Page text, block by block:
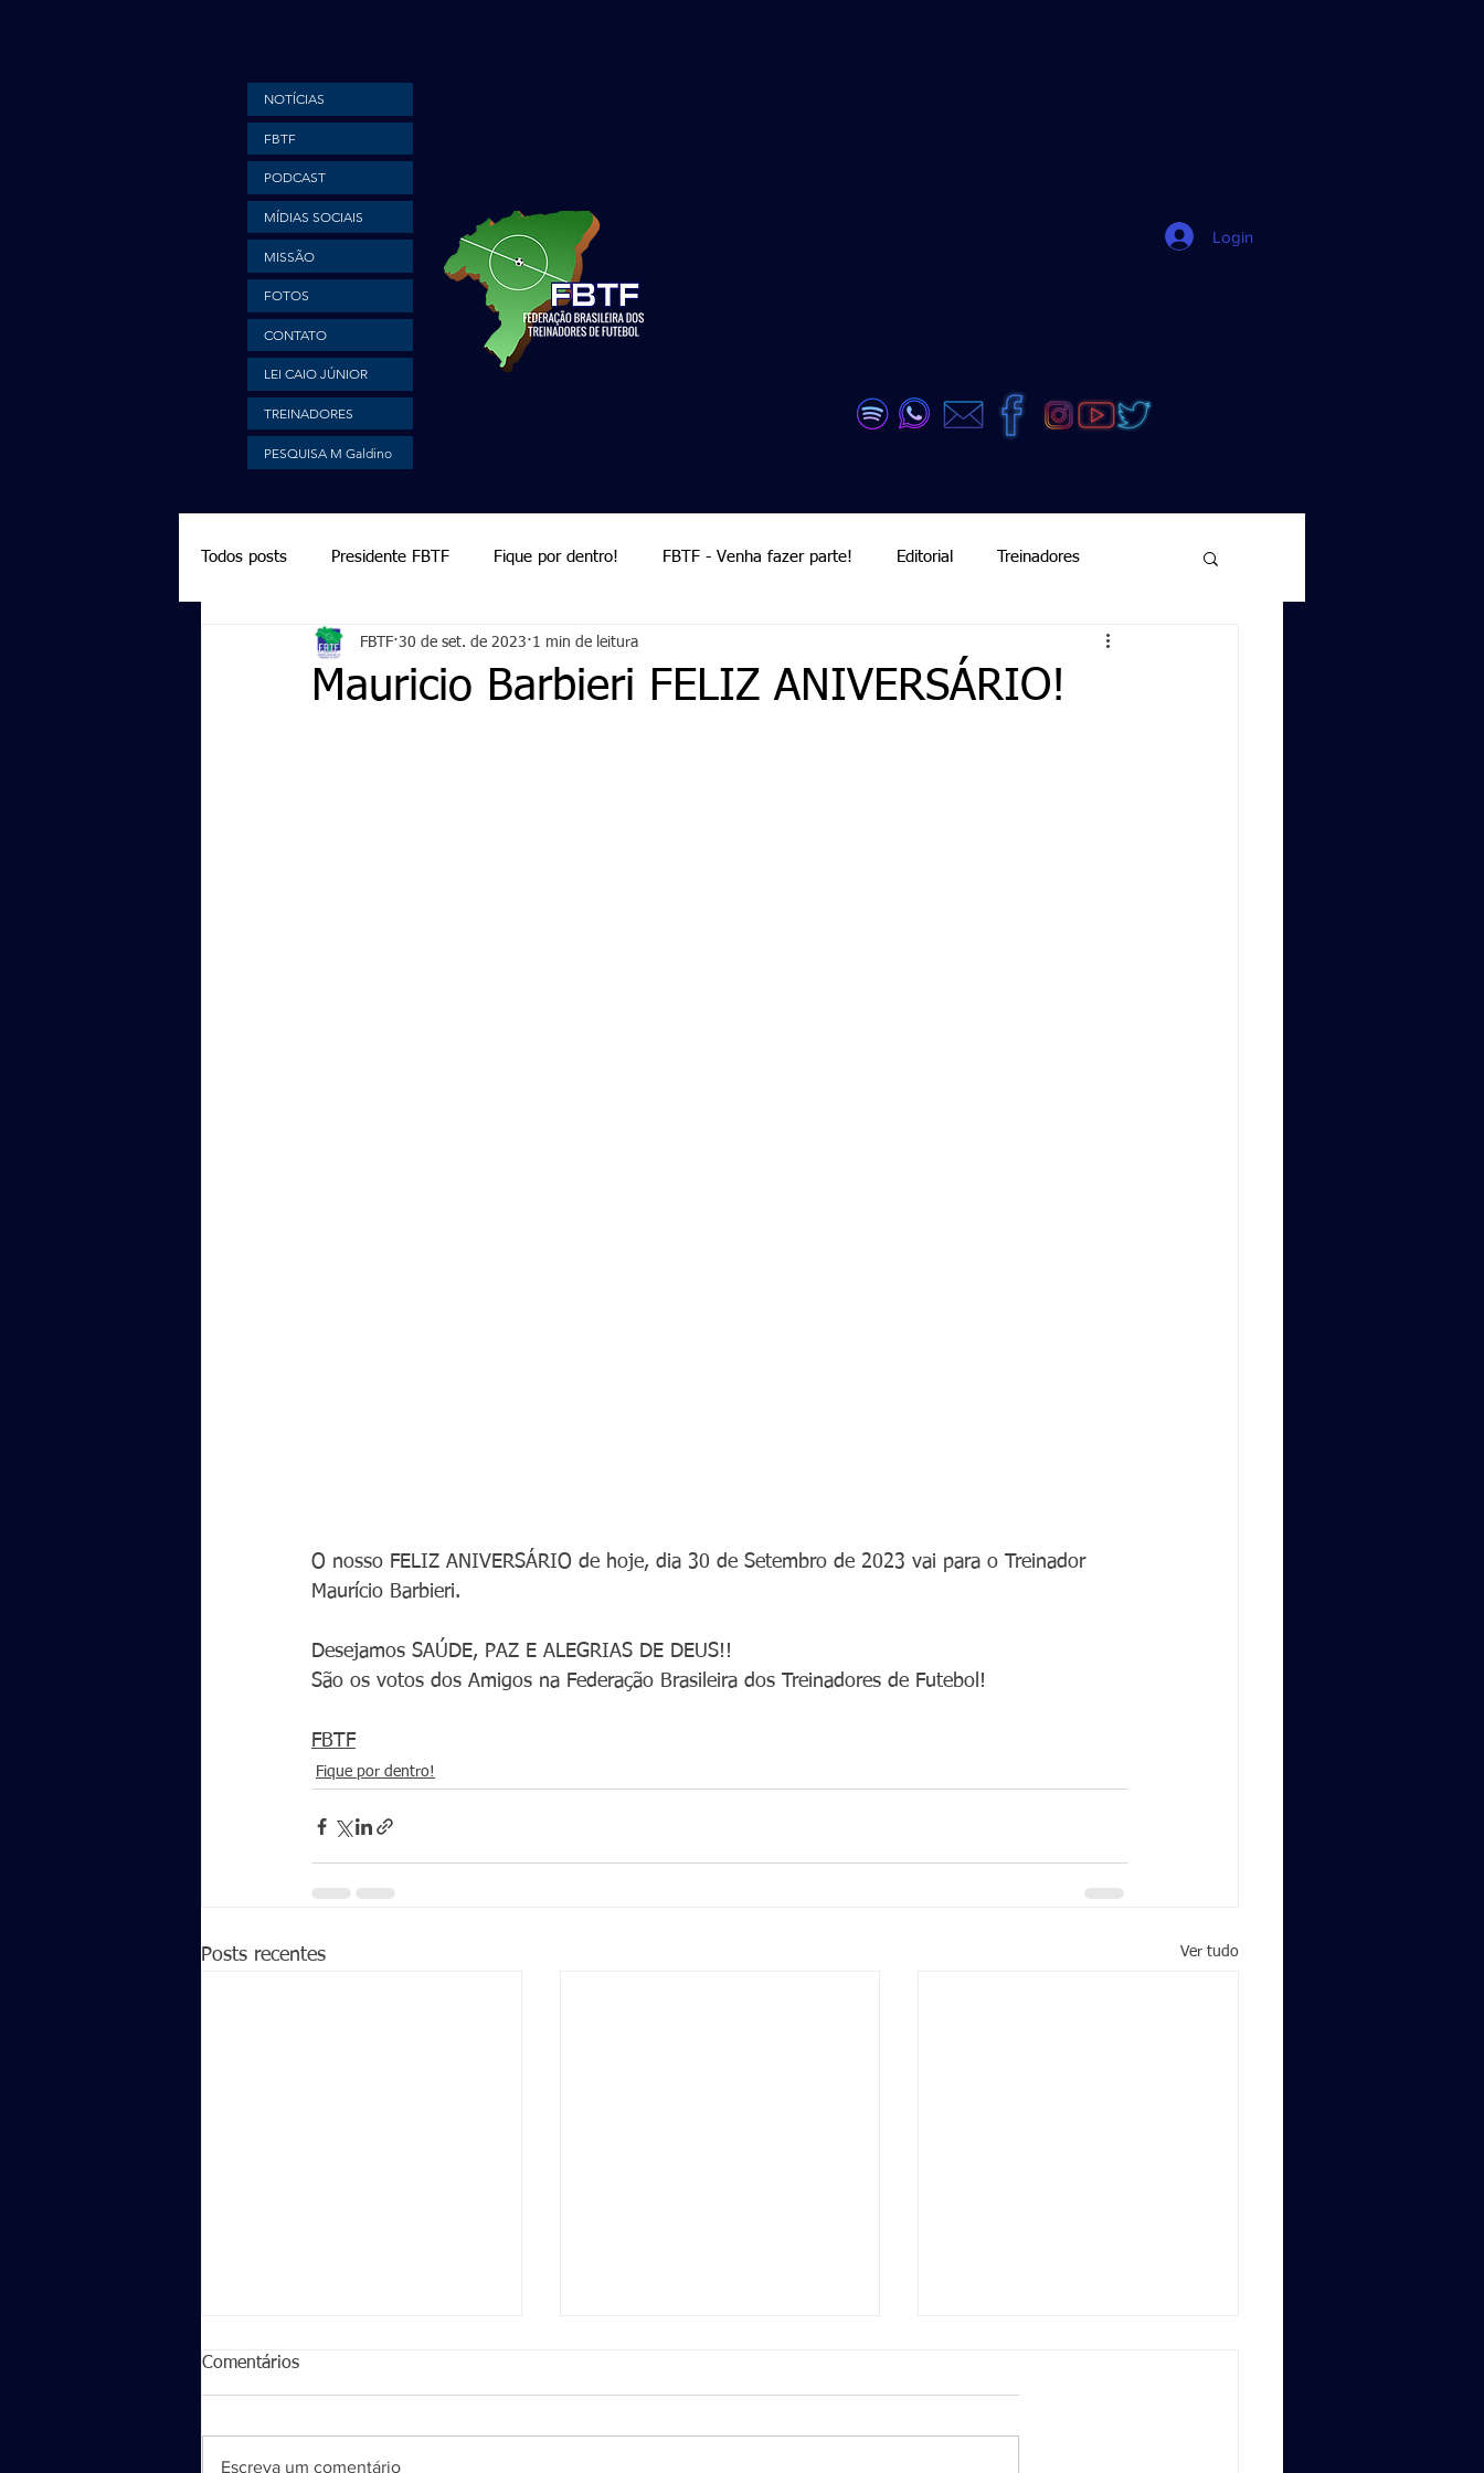
NOTÍCIAS
FBTF
PODCAST
MÍDIAS SOCIAIS
MISSÃO
FOTOS
CONTATO
LEI CAIO JÚNIOR
TREINADORES
PESQUISA M Galdino
Login
Todos posts Presidente FBTF Fique por dentro! FBTF - Venha fazer parte! Editorial Treinadores
Marcelo Salazar Palmieri Palmieri Palmieri
Mauricio Barbieri FELIZ ANIVERSÁRIO!
FBTF 30 de set. de 2023 1 min de leitura
O nosso FELIZ ANIVERSÁRIO de hoje, dia 30 de Setembro de 2023 vai para o Treinador
Maurício Barbieri.
Desejamos SAÚDE, PAZ E ALEGRIAS DE DEUS!!
São os votos dos Amigos na Federação Brasileira dos Treinadores de Futebol!
FBTF
Fique por dentro!
Posts recentes Ver tudo
Comentários
Escreva um comentário